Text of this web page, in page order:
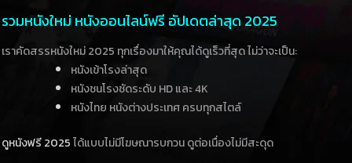
รวมหนังใหม่ หนังออนไลน์ฟรี อัปเดตล่าสุด 2025
เราคัดสรรหนังใหม่ 2025 ทุกเรื่องมาให้คุณได้ดูเร็วที่สุด ไม่ว่าจะเป็น:
หนังเข้าโรงล่าสุด
หนังชนโรงชัดระดับ HD และ 4K
หนังไทย หนังต่างประเทศ ครบทุกสไตล์
ดูหนังฟรี 2025ได้แบบไม่มีโฆษณารบกวน ดูต่อเนื่องไม่มีสะดุด